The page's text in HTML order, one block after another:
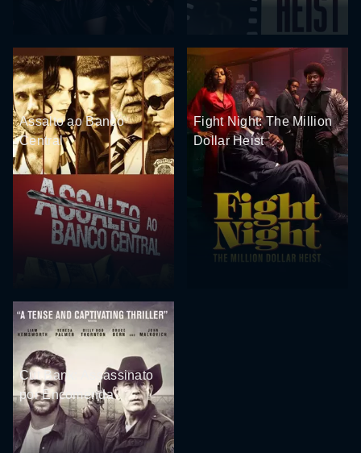
Assalto ao Banco
Central
Fight Night: The Million
Dollar Heist
Cut Bank: Assassinato
por Encomenda